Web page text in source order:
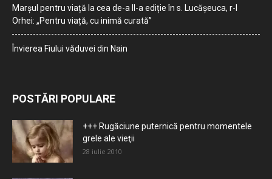
Marșul pentru viață la cea de-a II-a ediție în s. Lucășeuca, r-l
Orhei: „Pentru viață, cu inimă curată”
Învierea Fiului văduvei din Nain
POSTĂRI POPULARE
+++ Rugăciune puternică pentru momentele
grele ale vieţii
28 iulie 2010